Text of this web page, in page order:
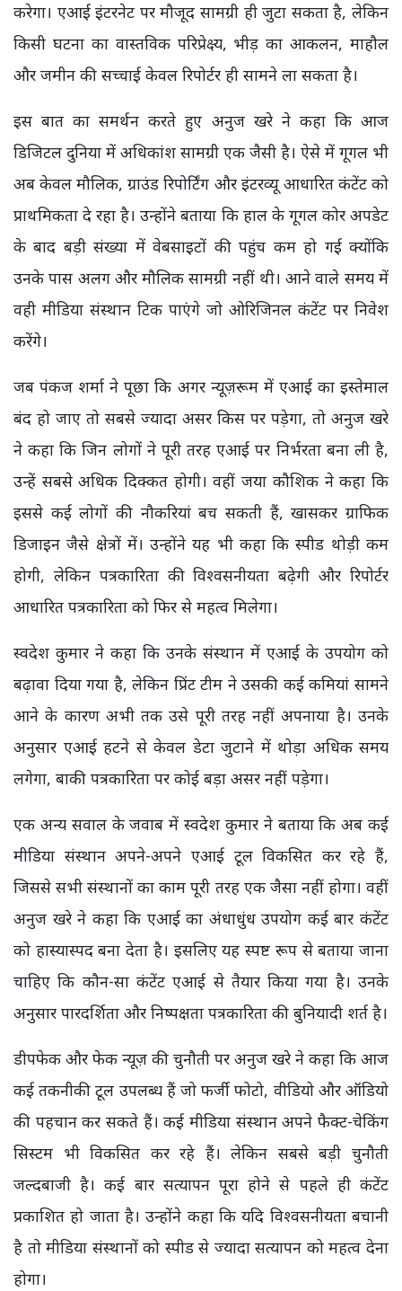
करेगा। एआई इंटरनेट पर मौजूद सामग्री ही जुटा सकता है, लेकिन
किसी घटना का वास्तविक परिप्रेक्ष्य, भीड़ का आकलन, माहौल
और जमीन की सच्चाई केवल रिपोर्टर ही सामने ला सकता है।
इस बात का समर्थन करते हुए अनुज खरे ने कहा कि आज
डिजिटल दुनिया में अधिकांश सामग्री एक जैसी है। ऐसे में गूगल भी
अब केवल मौलिक, ग्राउंड रिपोर्टिंग और इंटरव्यू आधारित कंटेंट को
प्राथमिकता दे रहा है। उन्होंने बताया कि हाल के गूगल कोर अपडेट
के बाद बड़ी संख्या में वेबसाइटों की पहुंच कम हो गई क्योंकि
उनके पास अलग और मौलिक सामग्री नहीं थी। आने वाले समय में
वही मीडिया संस्थान टिक पाएंगे जो ओरिजिनल कंटेंट पर निवेश
करेंगे।
जब पंकज शर्मा ने पूछा कि अगर न्यूज़रूम में एआई का इस्तेमाल
बंद हो जाए तो सबसे ज्यादा असर किस पर पड़ेगा, तो अनुज खरे
ने कहा कि जिन लोगों ने पूरी तरह एआई पर निर्भरता बना ली है,
उन्हें सबसे अधिक दिक्कत होगी। वहीं जया कौशिक ने कहा कि
इससे कई लोगों की नौकरियां बच सकती हैं, खासकर ग्राफिक
डिजाइन जैसे क्षेत्रों में। उन्होंने यह भी कहा कि स्पीड थोड़ी कम
होगी, लेकिन पत्रकारिता की विश्वसनीयता बढ़ेगी और रिपोर्टर
आधारित पत्रकारिता को फिर से महत्व मिलेगा।
स्वदेश कुमार ने कहा कि उनके संस्थान में एआई के उपयोग को
बढ़ावा दिया गया है, लेकिन प्रिंट टीम ने उसकी कई कमियां सामने
आने के कारण अभी तक उसे पूरी तरह नहीं अपनाया है। उनके
अनुसार एआई हटने से केवल डेटा जुटाने में थोड़ा अधिक समय
लगेगा, बाकी पत्रकारिता पर कोई बड़ा असर नहीं पड़ेगा।
एक अन्य सवाल के जवाब में स्वदेश कुमार ने बताया कि अब कई
मीडिया संस्थान अपने-अपने एआई टूल विकसित कर रहे हैं,
जिससे सभी संस्थानों का काम पूरी तरह एक जैसा नहीं होगा। वहीं
अनुज खरे ने कहा कि एआई का अंधाधुंध उपयोग कई बार कंटेंट
को हास्यास्पद बना देता है। इसलिए यह स्पष्ट रूप से बताया जाना
चाहिए कि कौन-सा कंटेंट एआई से तैयार किया गया है। उनके
अनुसार पारदर्शिता और निष्पक्षता पत्रकारिता की बुनियादी शर्त है।
डीपफेक और फेक न्यूज़ की चुनौती पर अनुज खरे ने कहा कि आज
कई तकनीकी टूल उपलब्ध हैं जो फर्जी फोटो, वीडियो और ऑडियो
की पहचान कर सकते हैं। कई मीडिया संस्थान अपने फैक्ट-चेकिंग
सिस्टम भी विकसित कर रहे हैं। लेकिन सबसे बड़ी चुनौती
जल्दबाजी है। कई बार सत्यापन पूरा होने से पहले ही कंटेंट
प्रकाशित हो जाता है। उन्होंने कहा कि यदि विश्वसनीयता बचानी
है तो मीडिया संस्थानों को स्पीड से ज्यादा सत्यापन को महत्व देना
होगा।